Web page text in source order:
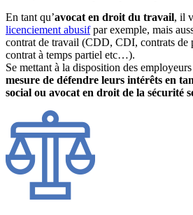
En tant qu’avocat en droit du travail, il
licenciement abusifpar exemple, mais
contrat de travail (CDD, CDI, contrats de
contrat à temps partiel etc…).
Se mettant à la disposition des employeurs
mesure de défendre leurs intérêts en
social ou avocat en droit de la sécurité